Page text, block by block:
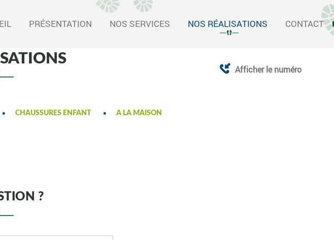
PRÉSENTATION NOS SERVICES NOS RÉALISATIONS CONTACT
Afficher le numéro
CHAUSSURES ENFANT A LA MAISON
?